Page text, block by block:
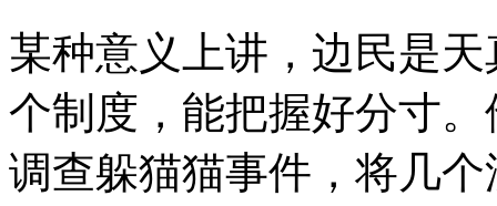
某种意义上讲，边民是
个制度，能把握好分寸
调查躲猫猫事件，将几